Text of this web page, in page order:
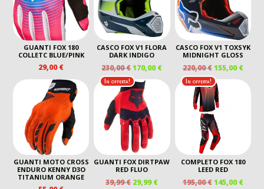
GUANTI FOX 180
COLLETC BLUE/PINK
29,00€
CASCO FOX V1 FLORA
DARK INDIGO
230,00€IL
PREZZO
ORIGINALE
ERA:
230,00 €.
170,00€IL
PREZZO
ATTUALE
170,00 €.
CASCO FOX V1 TOXSYK
MIDNIGHT GLOSS
220,00€ IL
PREZZO
ORIGINALE
ERA:
220,00 €.
155,00€IL
GUANTI MOTO CROSS
ENDURO KENNY D3O
TITANIUM ORANGE
In offerta!
GUANTI FOX DIRTPAW
RED FLUO
39,99€ IL
29,99€IL
In offerta!
COMPLETO FOX 180
LEED RED
195,00€ IL
145,00€IL